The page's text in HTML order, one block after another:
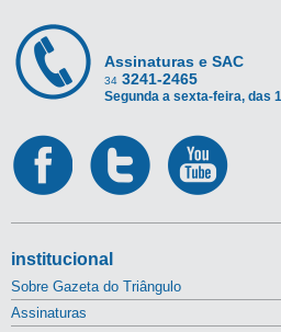
Assinaturas e SAC
34 3241-2465
Segunda a sexta-feira, das
institucional
Sobre Gazeta do Triângulo
Assinaturas